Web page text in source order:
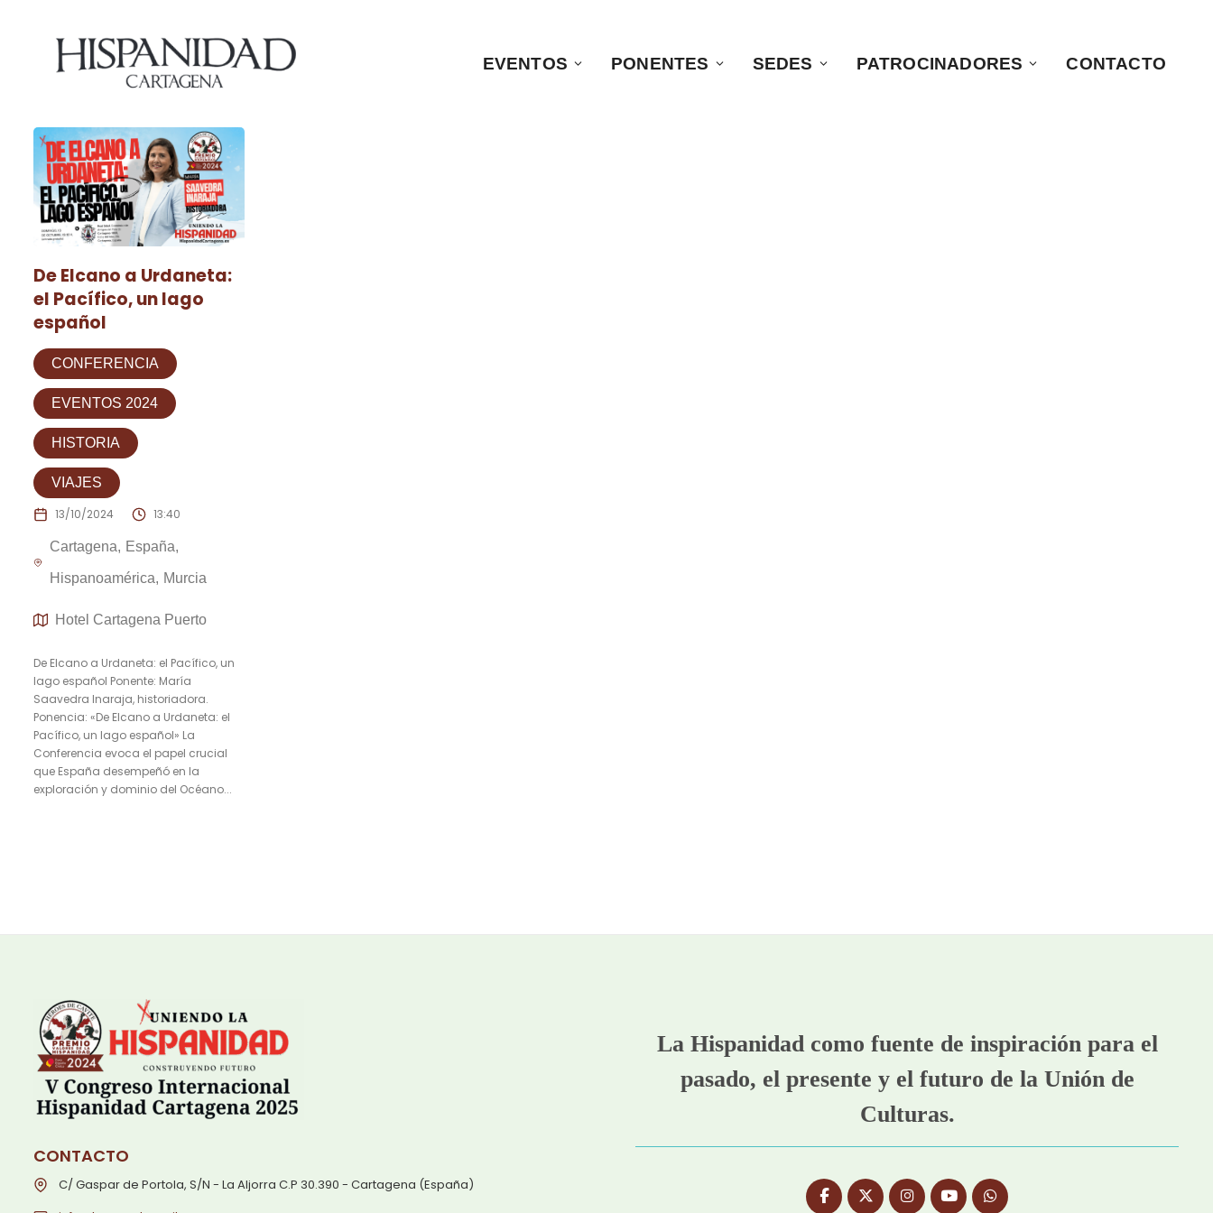
EVENTOS PONENTES SEDES PATROCINADORES CONTACTO
De Elcano a Urdaneta:
el Pacífico, un lago
español
CONFERENCIA
EVENTOS 2024
HISTORIA
VIAJES
13/10/2024 13:40
Cartagena España
Hispanoamérica Murcia
Hotel Cartagena Puerto
De Elcano a Urdaneta: el Pacífico, un
lago español Ponente: María
Saavedra Inaraja, historiadora.
Ponencia: «De Elcano a Urdaneta: el
Pacífico, un lago español» La
Conferencia evoca el papel crucial
que España desempeñó en la
exploración y dominio del Océano...
CONTACTO
C/ Gaspar de Portola, S/N - La Aljorra C.P 30.390 - Cartagena (España)
La Hispanidad como fuente de inspiración para el
pasado, el presente y el futuro de la Unión de
Culturas.